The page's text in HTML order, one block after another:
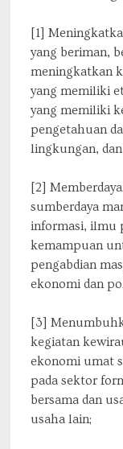
[1]
yang beriman,
meningkatkan
yang memiliki
yang memiliki
pengetahuan
lingkungan,
[2]
sumberdaya
informasi, ilmu
kemampuan
pengabdian
ekonomi dan
[3]
kegiatan
ekonomi umat
pada sektor
bersama dan
usaha lain;